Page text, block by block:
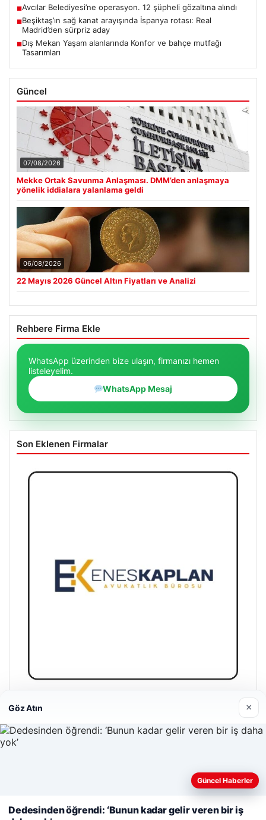
■Avcılar Belediyesi’ne operasyon. 12 şüpheli gözaltına alındı
■Beşiktaş’ın sağ kanat arayışında İspanya rotası: Real
Madrid’den sürpriz aday
■Dış Mekan Yaşam alanlarında Konfor ve bahçe mutfağı
Tasarımları
Güncel
07/08/2026
Mekke Ortak Savunma Anlaşması. DMM’den anlaşmaya
yönelik iddialara yalanlama geldi
06/08/2026
22 Mayıs 2026 Güncel Altın Fiyatları ve Analizi
Rehbere Firma Ekle
WhatsApp üzerinden bize ulaşın, firmanızı hemen
listeleyelim.
WhatsApp Mesaj
Son Eklenen Firmalar
Enes Kaplan Avukatlık Bürosu
© 2026 Uzak Evren – Güncel Haberler
Web sitemizi nasıl kullandığınızı daha iyi anlayabilmek,
kullanıyoruz.
Çerez Politikamız
Göz Atın ×
Güncel Haberler
Dedesinden öğrendi: ‘Bunun kadar gelir veren bir iş